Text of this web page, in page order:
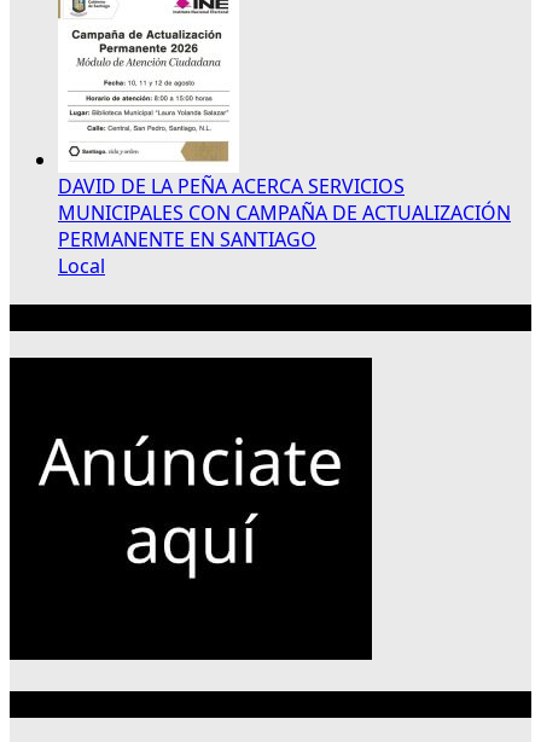
DAVID DE LA PEÑA ACERCA SERVICIOS
MUNICIPALES CON CAMPAÑA DE ACTUALIZACIÓN
PERMANENTE EN SANTIAGO
Local